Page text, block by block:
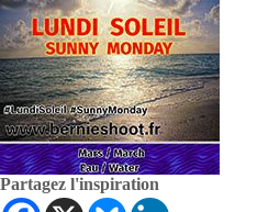
Partagez l'inspiration